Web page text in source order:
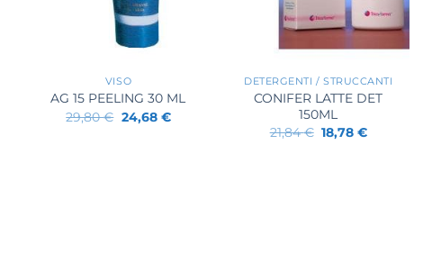
VISO
AG 15 PEELING 30 ML
29,80€ Il
prezzo
24,68 €Il
DETERGENTI / STRUCCANTI
CONIFER LATTE DET
150ML
21,84€ Il
prezzo
18,78 €Il